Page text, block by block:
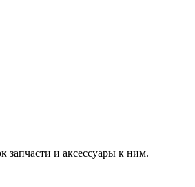
запчасти и аксессуары к ним.